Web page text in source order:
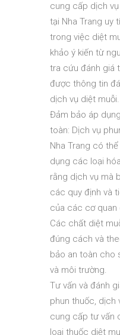
cung cấp dịch
tại Nha Trang uy
trong việc diệt
khảo ý kiến từ
tra cứu đánh giá
được thông tin
dịch vụ diệt muỗi.
Đảm bảo áp
toàn: Dịch vụ
Nha Trang có
dụng các loại
rằng dịch vụ mà
các quy định và
của các cơ quan
Các chất diệt
đúng cách và
bảo an toàn cho
và môi trường.
Tư vấn và đánh
phun thuốc, dịch
cung cấp tư vấn
loại thuốc diệt